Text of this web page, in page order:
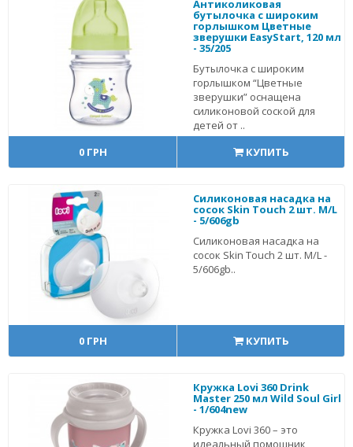
Антиколиковая
бутылочка с широким
горлышком Цветные
зверушки EasyStart, 120 мл
- 35/205
Бутылочка с широким
горлышком “Цветные
зверушки” оснащена
силиконовой соской для
детей от ..
0 ГРН
КУПИТЬ
Силиконовая насадка на
сосок Skin Touch 2 шт. М/L
- 5/606gb
Силиконовая насадка на
сосок Skin Touch 2 шт. М/L -
5/606gb..
0 ГРН КУПИТЬ
Кружка Lovi 360 Drink
Master 250 мл Wild Soul Girl
- 1/604new
Кружка Lovi 360 – это
идеальный помощник